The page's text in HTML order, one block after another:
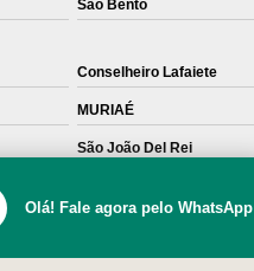
São Bento
Conselheiro Lafaiete
MURIAÉ
São João Del Rei
184 do Código Penal –
Olá! Fale agora pelo WhatsApp